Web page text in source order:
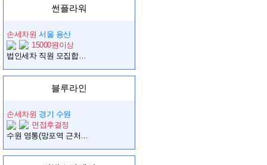
썬플라워
손세차원 서울 용산
15000원이상
법인세차 직원 모집합니다.
블루라인
손세차원 경기 수원
면접후결정
수원 영통(망포역 근처) 세차장 신입/경력 구인합니다.